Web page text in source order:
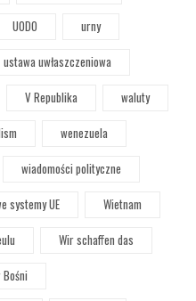
UODO
urny
ustawa uwłaszczeniowa
V Republika
waluty
wenezuela
wiadomości polityczne
systemy UE
Wietnam
Wir schaffen das